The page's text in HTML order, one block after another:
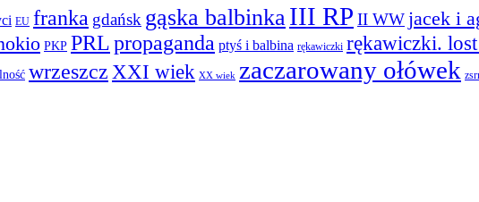
EU franka gdańsk gąska balbinka III RP II WWjacek i
PKP PRLpropaganda ptyś i balbina rękawiczki rękawiczki.
wrzeszcz XXI wiek XX wiek zaczarowany ołówek